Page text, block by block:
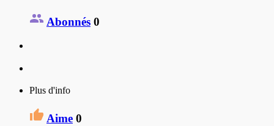
Abonnés 0
Plus d'info
Aime 0